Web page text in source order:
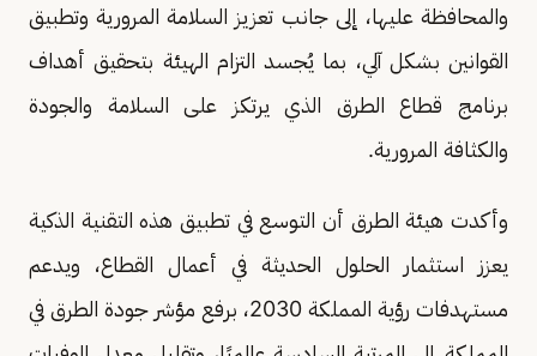
والمحافظة عليها، إلى جانب تعزيز السلامة المرورية وتطبيق
القوانين بشكل آلي، بما يُجسد التزام الهيئة بتحقيق أهداف
برنامج قطاع الطرق الذي يرتكز على السلامة والجودة
والكثافة المرورية.
وأكدت هيئة الطرق أن التوسع في تطبيق هذه التقنية الذكية
يعزز استثمار الحلول الحديثة في أعمال القطاع، ويدعم
مستهدفات رؤية المملكة 2030، برفع مؤشر جودة الطرق في